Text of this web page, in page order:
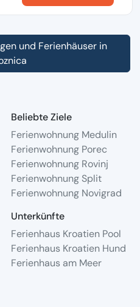
und Ferienhäuser in
Beliebte Ziele
Ferienwohnung Medulin
Ferienwohnung Porec
Ferienwohnung Rovinj
Ferienwohnung Split
Ferienwohnung Novigrad
Unterkünfte
Ferienhaus Kroatien Pool
Ferienhaus Kroatien Hund
Ferienhaus am Meer